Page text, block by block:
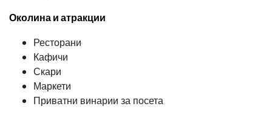
Околина и атракции
Ресторани
Кафичи
Скари
Маркети
Приватни винарии за посета